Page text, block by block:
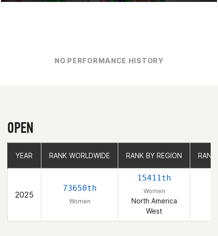
NO PERFORMANCE HISTORY
OPEN
YEAR RANK WORLDWIDE RANK BY REGION
2025
73650th
Women
15411th
Women
North America
West
YEAR RANK WORLDWIDE RANK BY REGION